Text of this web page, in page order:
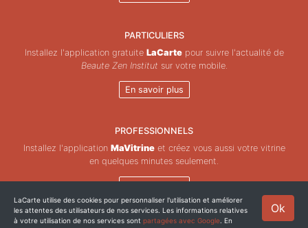
PARTICULIERS
Installez l'application gratuite LaCartepour suivre l'actualité de
Beaute Zen Institut sur votre mobile.
En savoir plus
PROFESSIONNELS
Installez l'application MaVitrineet créez vous aussi votre vitrine
en quelques minutes seulement.
En savoir plus
Copyright © ZeMAP 2026 - Tous droits réservés. Ok
LaCarte utilise des cookies pour personnaliser l'utilisation et améliorer
les attentes des utilisateurs de nos services. Les informations relatives
à votre utilisation de nos services sont partagées avec Google . En